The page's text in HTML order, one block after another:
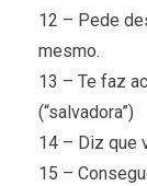
12 – Pede
mesmo.
13 – Te faz
(“salvadora”)
14 – Diz que
15 –